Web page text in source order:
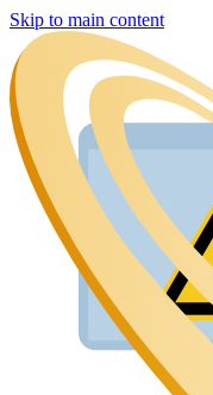
Skip to main content